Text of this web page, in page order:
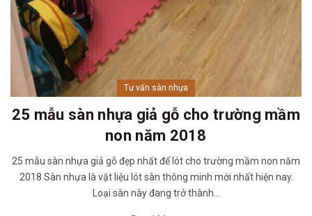
Tư vấn sàn nhựa
25 mẫu sàn nhựa giả gỗ cho trường mầm
non năm 2018
25 mẫu sàn nhựa giả gỗ đẹp nhất để lót cho trường mầm non năm
2018 Sàn nhựa là vật liệu lót sàn thông minh mới nhất hiện nay.
Loại sàn này đang trở thành...